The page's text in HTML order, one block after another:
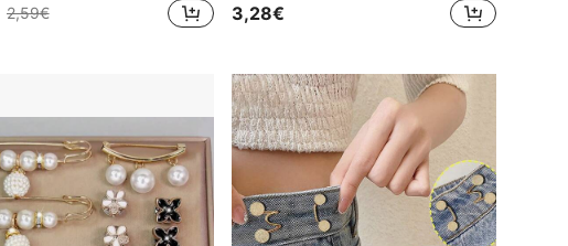
2,59€ 3,28€